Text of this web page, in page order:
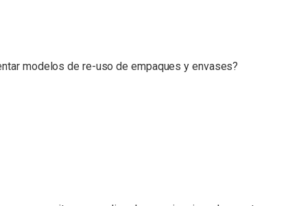
modelos de re-uso de empaques y envases?